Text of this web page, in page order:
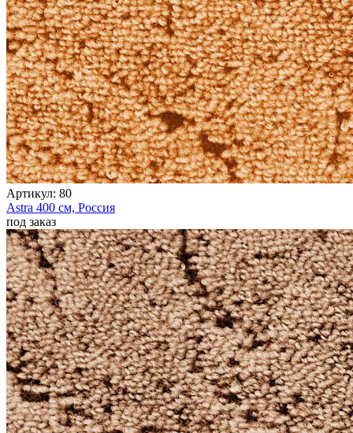
0 0
0
Артикул: 80
Astra 400 см, Россия
под заказ